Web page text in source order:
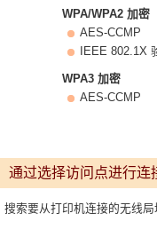
WPA/WPA2 加密
AES-CCMP
IEEE 802.1X
WPA3 加密
AES-CCMP
通过选择访问点进行连
搜索要从打印机连接的无线